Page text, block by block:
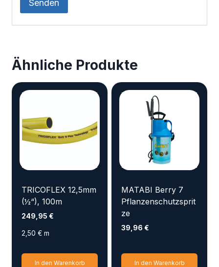
Ähnliche Produkte
TRICOFLEX 12,5mm
(½“), 100m
249,95 €
2,50 € m
In den Warenkorb
MATABI Berry 7
Pflanzenschutzsprit
ze
39,96 €
In den Warenkorb